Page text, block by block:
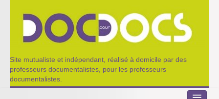
Site mutualiste et indépendant, réalisé à domicile par des
professeurs documentalistes, pour les professeurs
documentalistes.